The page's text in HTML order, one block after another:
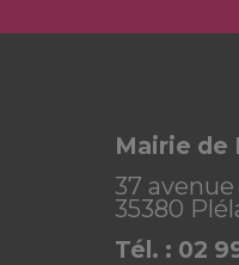
Mairie de
37
35380
Tél. : 02